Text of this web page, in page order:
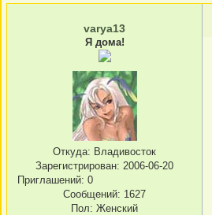
varya13
Я дома!
Откуда: Владивосток
Зарегистрирован: 2006-06-20
Приглашений: 0
Сообщений: 1627
Пол: Женский